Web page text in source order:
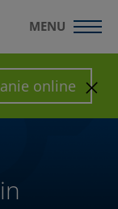
online
MENU HALĘ